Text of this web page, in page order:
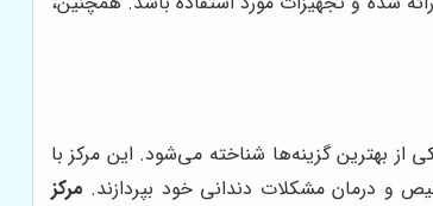
از بهترین گزینه‌ها شناخته می‌شود. این مرکز با
و درمان مشکلات دندانی خود بپردازند. مرکز